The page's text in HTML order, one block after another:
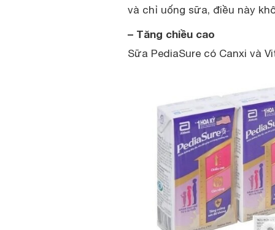
và chỉ uống sữa, điều này
– Tăng chiều cao
Sữa PediaSure có Canxi và